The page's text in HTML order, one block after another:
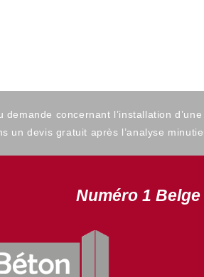
concernant l’installation
un devis gratuit après l’analyse
Numéro 1